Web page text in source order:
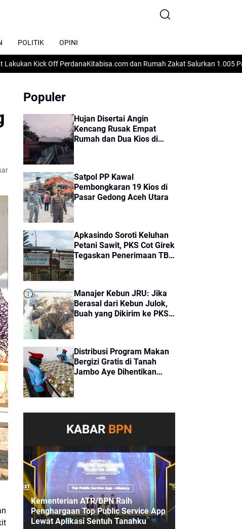
POLITIK OPINI
Kick Off PerdanaKitabisa.com dan Rumah Zakat Salurkan 1.005 Paket
Populer
Hujan Disertai Angin
Kencang Rusak Empat
Rumah dan Dua Kios di
Satpol PP Kawal
Pembongkaran 19 Kios di
Pasar Gedong Aceh Utara
Apkasindo Soroti Keluhan
Petani Sawit, PKS Cot Girek
Tegaskan Penerimaan TBS
Manajer Kebun JRU: Jika
Berasal dari Kebun Julok,
Buah yang Dikirim ke PKS
Distribusi Program Makan
Bergizi Gratis di Tanah
Jambo Aye Dihentikan
KABAR BPN
Kementerian ATR/BPN Raih
Penghargaan Top Public Service App
Lewat Aplikasi Sentuh Tanahku